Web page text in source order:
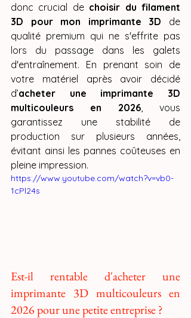
donc crucial de choisir du filament
3D pour mon imprimante 3D de
qualité premium qui ne s'effrite pas
lors du passage dans les galets
d'entraînement. En prenant soin de
votre matériel après avoir décidé
d’acheter une imprimante 3D
multicouleurs en 2026 , vous
garantissez une stabilité de
production sur plusieurs années,
évitant ainsi les pannes coûteuses en
pleine impression.
https://www.youtube.com/watch?v=vb0-
1cPl24s
Est-il rentable d'acheter une
imprimante 3D multicouleurs en
2026 pour une petite entreprise ?